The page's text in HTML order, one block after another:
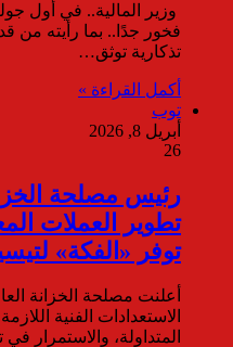
وزير المالية.. في أول
فخور جدًا.. بما رأيته من
تذكارية توثق…
أكمل القراءة »
توب
أبريل 8, 2026
26
رئيس مصلحة
تطوير العملات
توفر «الفكة»
أعلنت مصلحة الخزانة
الاستعدادات الفنية
المتداولة، والاستمرار